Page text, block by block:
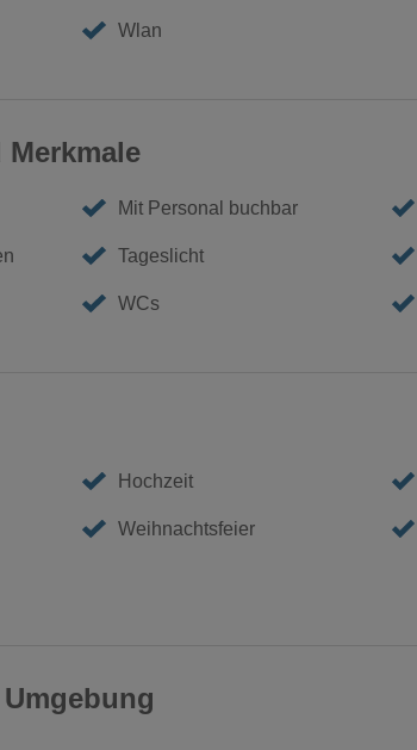
Wlan
Mit Personal buchbar
Tageslicht
WCs
Hochzeit
Weihnachtsfeier